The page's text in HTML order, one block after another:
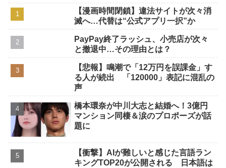
【漫画時間閉鎖】違法サイトが次々消
滅へ…代替は“公式アプリ一択”か
PayPay終了ラッシュ、小売店が次々
と撤退中…その理由とは？
【悲報】鳴潮で「12万円を誤課金」す
る人が続出 「120000」表記に混乱の
声
橋本環奈が中川大志と結婚へ！3億円
マンション同棲＆涙のプロポーズが話
題に
【衝撃】AIが難しいと感じた言語ラン
キングTOP20が公開される 日本語は